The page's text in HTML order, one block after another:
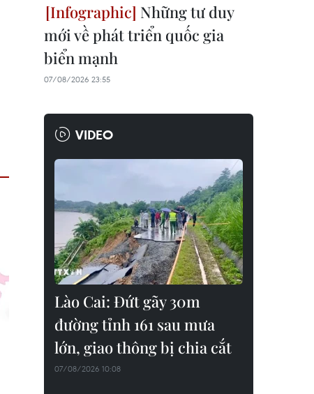
Những tư duy
mới về phát triển quốc gia
biển mạnh
07/08/2026 23:55
VIDEO
Lào Cai: Đứt gãy 30m
đường tỉnh 161 sau mưa
lớn, giao thông bị chia cắt
07/08/2026 10:08